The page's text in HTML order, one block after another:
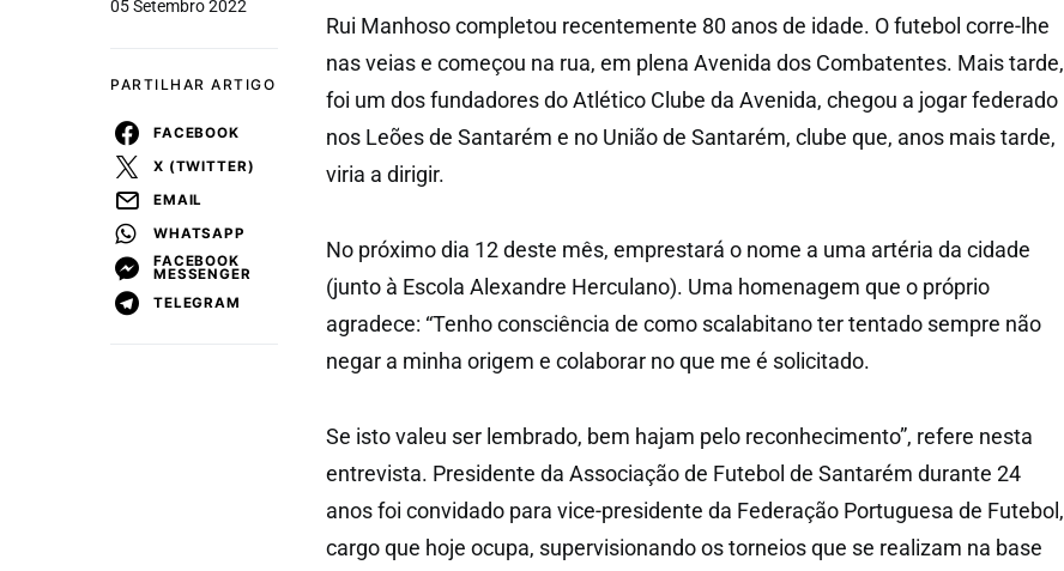
05 Setembro 2022
PARTILHAR ARTIGO
FACEBOOK
X (TWITTER)
EMAIL
WHATSAPP
FACEBOOK
MESSENGER
TELEGRAM
Rui Manhoso completou recentemente 80 anos de idade. O futebol corre-lhe
nas veias e começou na rua, em plena Avenida dos Combatentes. Mais tarde,
foi um dos fundadores do Atlético Clube da Avenida, chegou a jogar federado
nos Leões de Santarém e no União de Santarém, clube que, anos mais tarde,
viria a dirigir.
No próximo dia 12 deste mês, emprestará o nome a uma artéria da cidade
(junto à Escola Alexandre Herculano). Uma homenagem que o próprio
agradece: “Tenho consciência de como scalabitano ter tentado sempre não
negar a minha origem e colaborar no que me é solicitado.
Se isto valeu ser lembrado, bem hajam pelo reconhecimento”, refere nesta
entrevista. Presidente da Associação de Futebol de Santarém durante 24
anos foi convidado para vice-presidente da Federação Portuguesa de Futebol,
cargo que hoje ocupa, supervisionando os torneios que se realizam na base